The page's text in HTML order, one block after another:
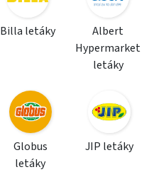
Billa letáky
Albert
Hypermarket
letáky
Globus
letáky
JIP letáky